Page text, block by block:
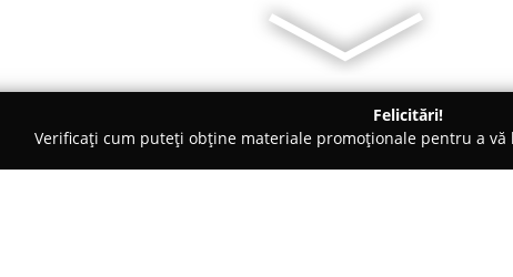
Felicitări!
Verificați cum puteți obține materiale promoționale pentru a vă